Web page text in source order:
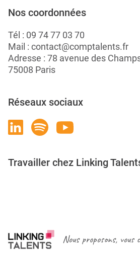
Nos coordonnées
Tél : 09 74 77 03 70
Mail : contact@comptalents.fr
Adresse : 78 avenue des
75008 Paris
Réseaux sociaux
Travailler chez Linking
Nous proposons, vous